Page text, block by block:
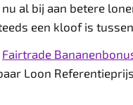
al bij aan betere
een kloof is
Fairtrade
Loon